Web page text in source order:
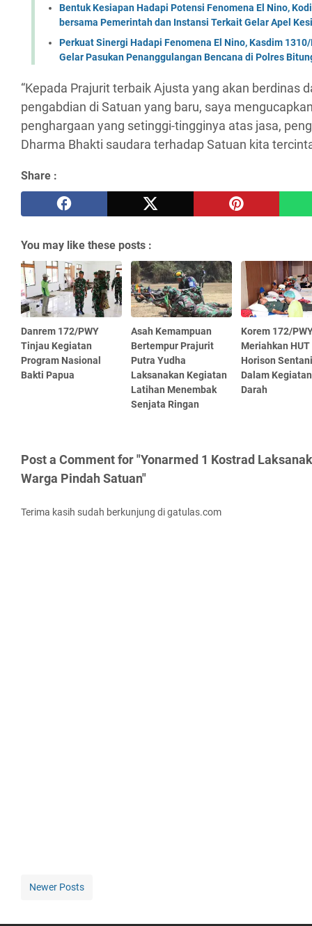
Bentuk Kesiapan Hadapi Potensi Fenomena El Nino,
bersama Pemerintah dan Instansi Terkait Gelar Apel
Perkuat Sinergi Hadapi Fenomena El Nino, Kasdim
Gelar Pasukan Penanggulangan Bencana di Polres
“Kepada Prajurit terbaik Ajusta yang akan berdinas
pengabdian di Satuan yang baru, saya
penghargaan yang setinggi-tingginya atas jasa,
Dharma Bhakti saudara terhadap Satuan kita
Share :
You may like these posts :
Danrem 172/PWY
Tinjau Kegiatan
Program Nasional
Bakti Papua
Asah Kemampuan
Bertempur Prajurit
Putra Yudha
Laksanakan Kegiatan
Latihan Menembak
Senjata Ringan
Korem 172/
Meriahkan HUT
Horison Sentani
Dalam
Darah
Post a Comment for "Yonarmed 1 Kostrad
Warga Pindah Satuan"
Terima kasih sudah berkunjung di gatulas.com
Newer Posts